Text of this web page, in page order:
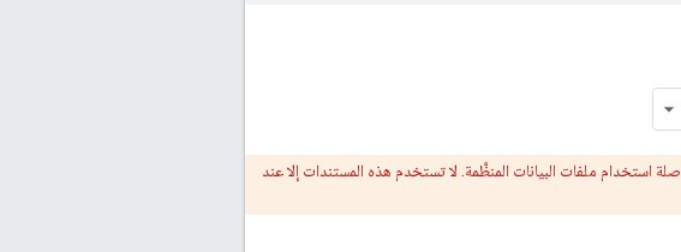
استخدام ملفات البيانات المنظَّمة. لا تستخدم هذه المستندات إلا عند